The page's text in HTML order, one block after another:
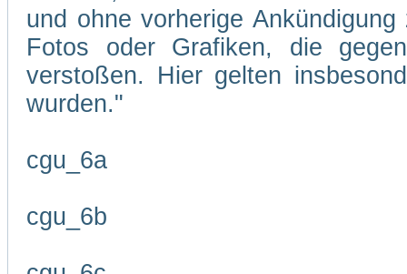
und ohne vorherige
Fotos oder Grafiken, die
verstoßen. Hier gelten
wurden."
cgu_6a
cgu_6b